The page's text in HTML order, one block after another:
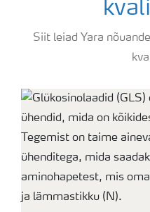
Siit leiad Yara